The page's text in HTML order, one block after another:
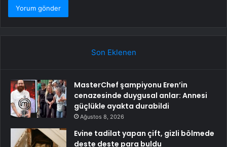
Son Eklenen
MasterChef şampiyonu Eren’in
cenazesinde duygusal anlar: Annesi
güçlükle ayakta durabildi
Ağustos 8, 2026
Evine tadilat yapan çift, gizli bölmede
deste deste para buldu